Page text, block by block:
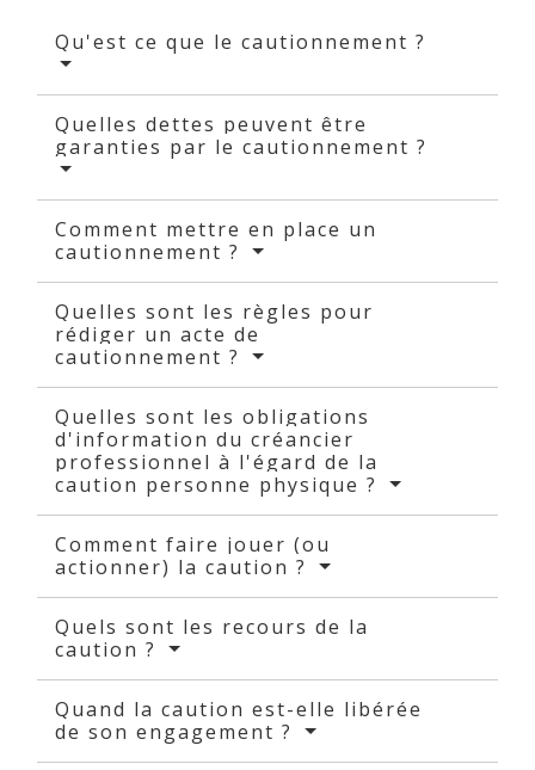
Qu'est ce que le cautionnement ?
Quelles dettes peuvent être
garanties par le cautionnement ?
Comment mettre en place un
cautionnement ?
Quelles sont les règles pour
rédiger un acte de
cautionnement ?
Quelles sont les obligations
d'information du créancier
professionnel à l'égard de la
caution personne physique ?
Comment faire jouer (ou
actionner) la caution ?
Quels sont les recours de la
caution ?
Quand la caution est-elle libérée
de son engagement ?